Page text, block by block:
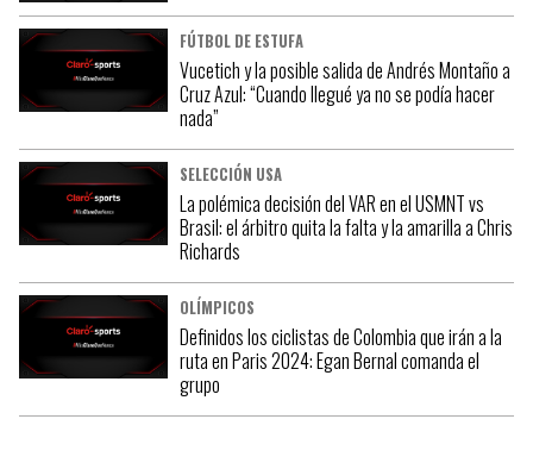
FÚTBOL DE ESTUFA
Vucetich y la posible salida de Andrés Montaño a
Cruz Azul: “Cuando llegué ya no se podía hacer
nada”
SELECCIÓN USA
La polémica decisión del VAR en el USMNT vs
Brasil: el árbitro quita la falta y la amarilla a Chris
Richards
OLÍMPICOS
Definidos los ciclistas de Colombia que irán a la
ruta en Paris 2024: Egan Bernal comanda el
grupo